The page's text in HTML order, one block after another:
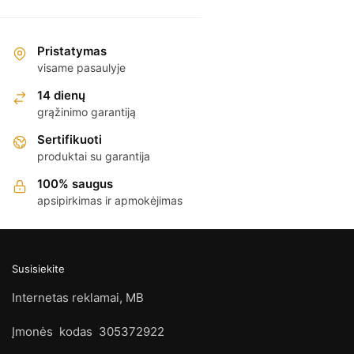
Pristatymas
visame pasaulyje
14 dienų
grąžinimo garantiją
Sertifikuoti
produktai su garantija
100% saugus
apsipirkimas ir apmokėjimas
Susisiekite
Internetas reklamai, MB
Įmonės kodas 305372922